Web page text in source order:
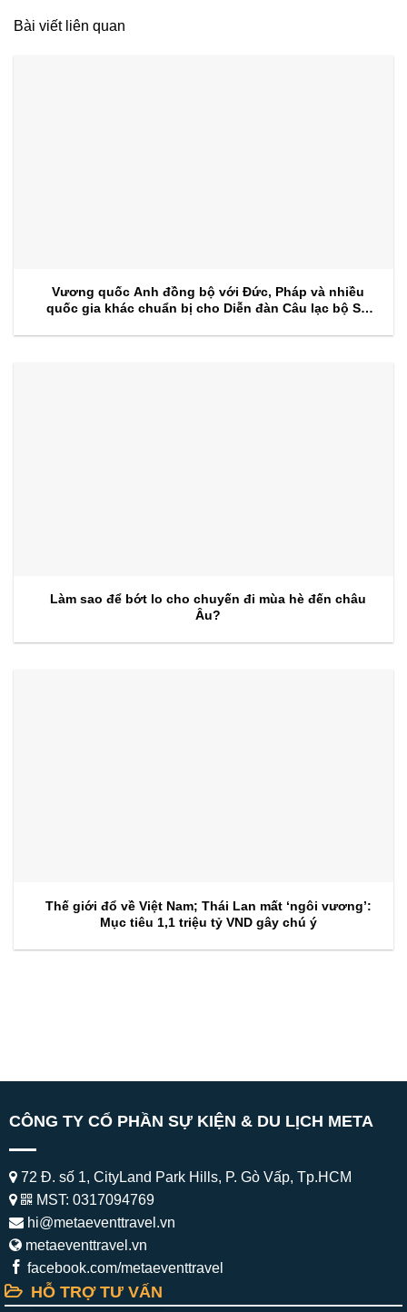
Bài viết liên quan
Vương quốc Anh đồng bộ với Đức, Pháp và nhiều
quốc gia khác chuẩn bị cho Diễn đàn Câu lạc bộ Sự
Làm sao để bớt lo cho chuyến đi mùa hè đến châu
Âu?
Thế giới đổ về Việt Nam; Thái Lan mất ‘ngôi vương’:
Mục tiêu 1,1 triệu tỷ VND gây chú ý
CÔNG TY CỔ PHẦN SỰ KIỆN & DU LỊCH META
72 Đ. số 1, CityLand Park Hills, P. Gò Vấp, Tp.HCM
MST: 0317094769
hi@metaeventtravel.vn
metaeventtravel.vn
facebook.com/metaeventtravel
HỖ TRỢ TƯ VẤN